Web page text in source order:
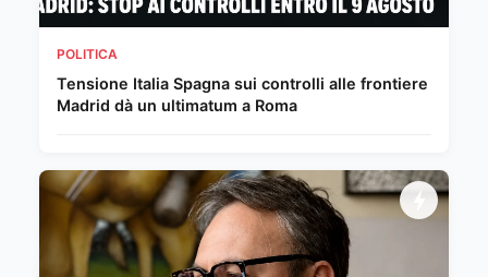
POLITICA
Tensione Italia Spagna sui controlli alle frontiere
Madrid dà un ultimatum a Roma